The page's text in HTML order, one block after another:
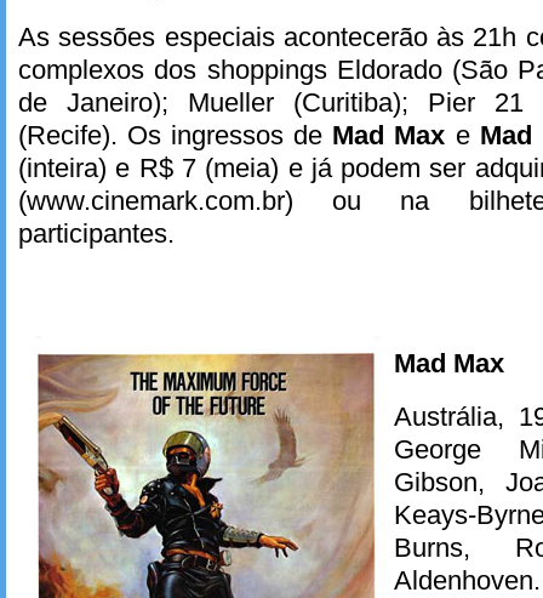
As sessões especiais acontecerão às 21h
complexos dos shoppings Eldorado (São
de Janeiro); Mueller (Curitiba); Pier 21
(Recife). Os ingressos de Mad Max e Mad
(inteira) e R$ 7 (meia) e já podem ser
(www.cinemark.com.br) ou na
participantes.
Mad Max
Austrália,
George
Gibson,
Keays-
Burns,
Aldenhoven.